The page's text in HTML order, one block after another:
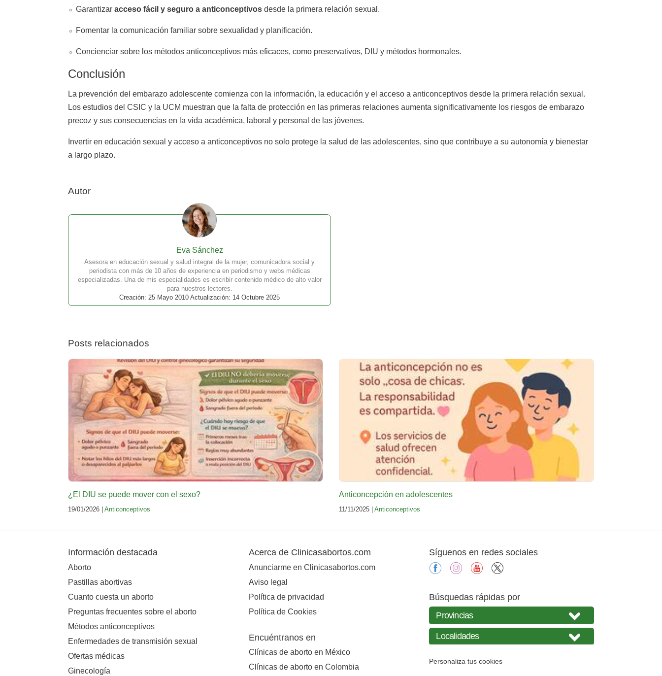
Garantizar acceso fácil y seguro a anticonceptivos desde la primera relación sexual.
Fomentar la comunicación familiar sobre sexualidad y planificación.
Concienciar sobre los métodos anticonceptivos más eficaces, como preservativos, DIU y métodos hormonales.
Conclusión
La prevención del embarazo adolescente comienza con la información, la educación y el acceso a anticonceptivos desde la primera relación sexual.
Los estudios del CSIC y la UCM muestran que la falta de protección en las primeras relaciones aumenta significativamente los riesgos de embarazo
precoz y sus consecuencias en la vida académica, laboral y personal de las jóvenes.
Invertir en educación sexual y acceso a anticonceptivos no solo protege la salud de las adolescentes, sino que contribuye a su autonomía y bienestar
a largo plazo.
Autor
Eva Sánchez
Asesora en educación sexual y salud integral de la mujer, comunicadora social y
periodista con más de 10 años de experiencia en periodismo y webs médicas
especializadas. Una de mis especialidades es escribir contenido médico de alto valor
para nuestros lectores.
Creación: 25 Mayo 2010 Actualización: 14 Octubre 2025
Posts relacionados
¿El DIU se puede mover con el sexo?
19/01/2026 | Anticonceptivos
Anticoncepción en adolescentes
11/11/2025 | Anticonceptivos
Información destacada
Aborto
Pastillas abortivas
Cuanto cuesta un aborto
Preguntas frecuentes sobre el aborto
Métodos anticonceptivos
Enfermedades de transmisión sexual
Ofertas médicas
Ginecología
Acerca de Clinicasabortos.com
Anunciarme en Clinicasabortos.com
Aviso legal
Política de privacidad
Política de Cookies
Encuéntranos en
Clínicas de aborto en México
Clínicas de aborto en Colombia
Síguenos en redes sociales
facebookinstagramyoutube
Búsquedas rápidas por
Personaliza tus cookies